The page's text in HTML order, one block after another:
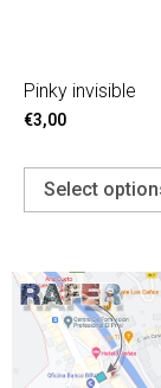
Pinky invisible
€3,00
Select